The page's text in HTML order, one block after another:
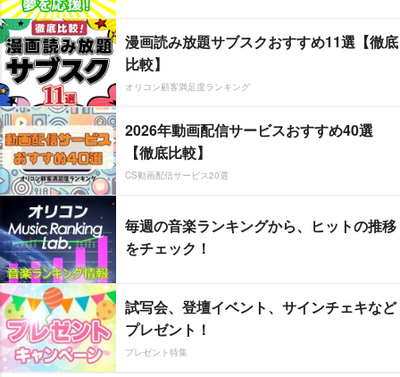
漫画読み放題サブスクおすすめ11選【徹底
比較】
オリコン顧客満足度ランキング
2026年動画配信サービスおすすめ40選
【徹底比較】
CS動画配信サービス20選
毎週の音楽ランキングから、ヒットの推移
をチェック！
試写会、登壇イベント、サインチェキなど
プレゼント！
プレゼント特集